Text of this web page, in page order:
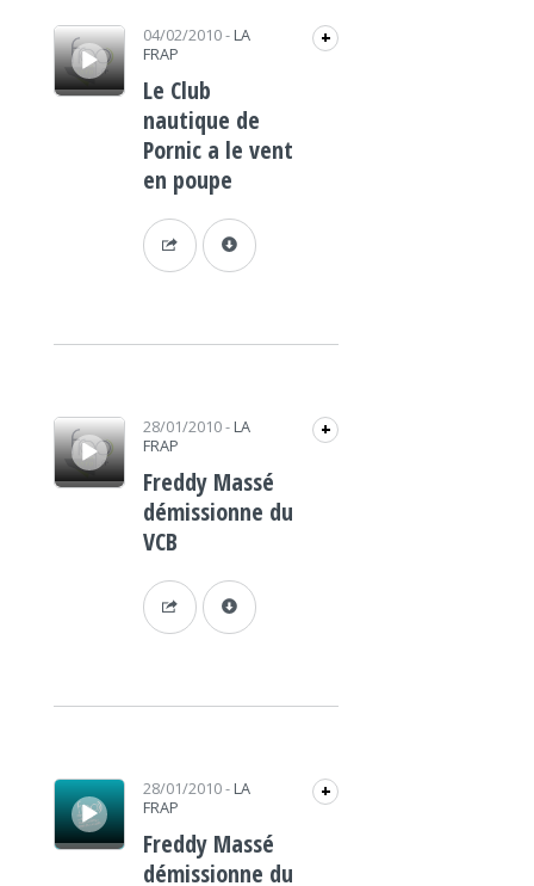
Lecteur audio 04/02/2010- LA
FRAP
+
Le Club
nautique de
Pornic a le vent
en poupe
Lecteur audio 28/01/2010- LA
FRAP
+
Freddy Massé
démissionne du
VCB
Lecteur audio 28/01/2010- LA
FRAP
+
Freddy Massé
démissionne du